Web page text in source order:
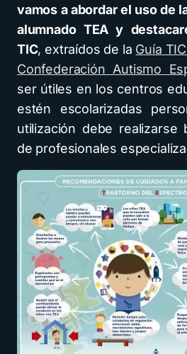
vamos a abordar el uso de
alumnado TEA y
TIC, extraídos de la Guía
Confederación Autismo
ser útiles en los centros
estén escolarizadas
utilización debe realizarse
de profesionales